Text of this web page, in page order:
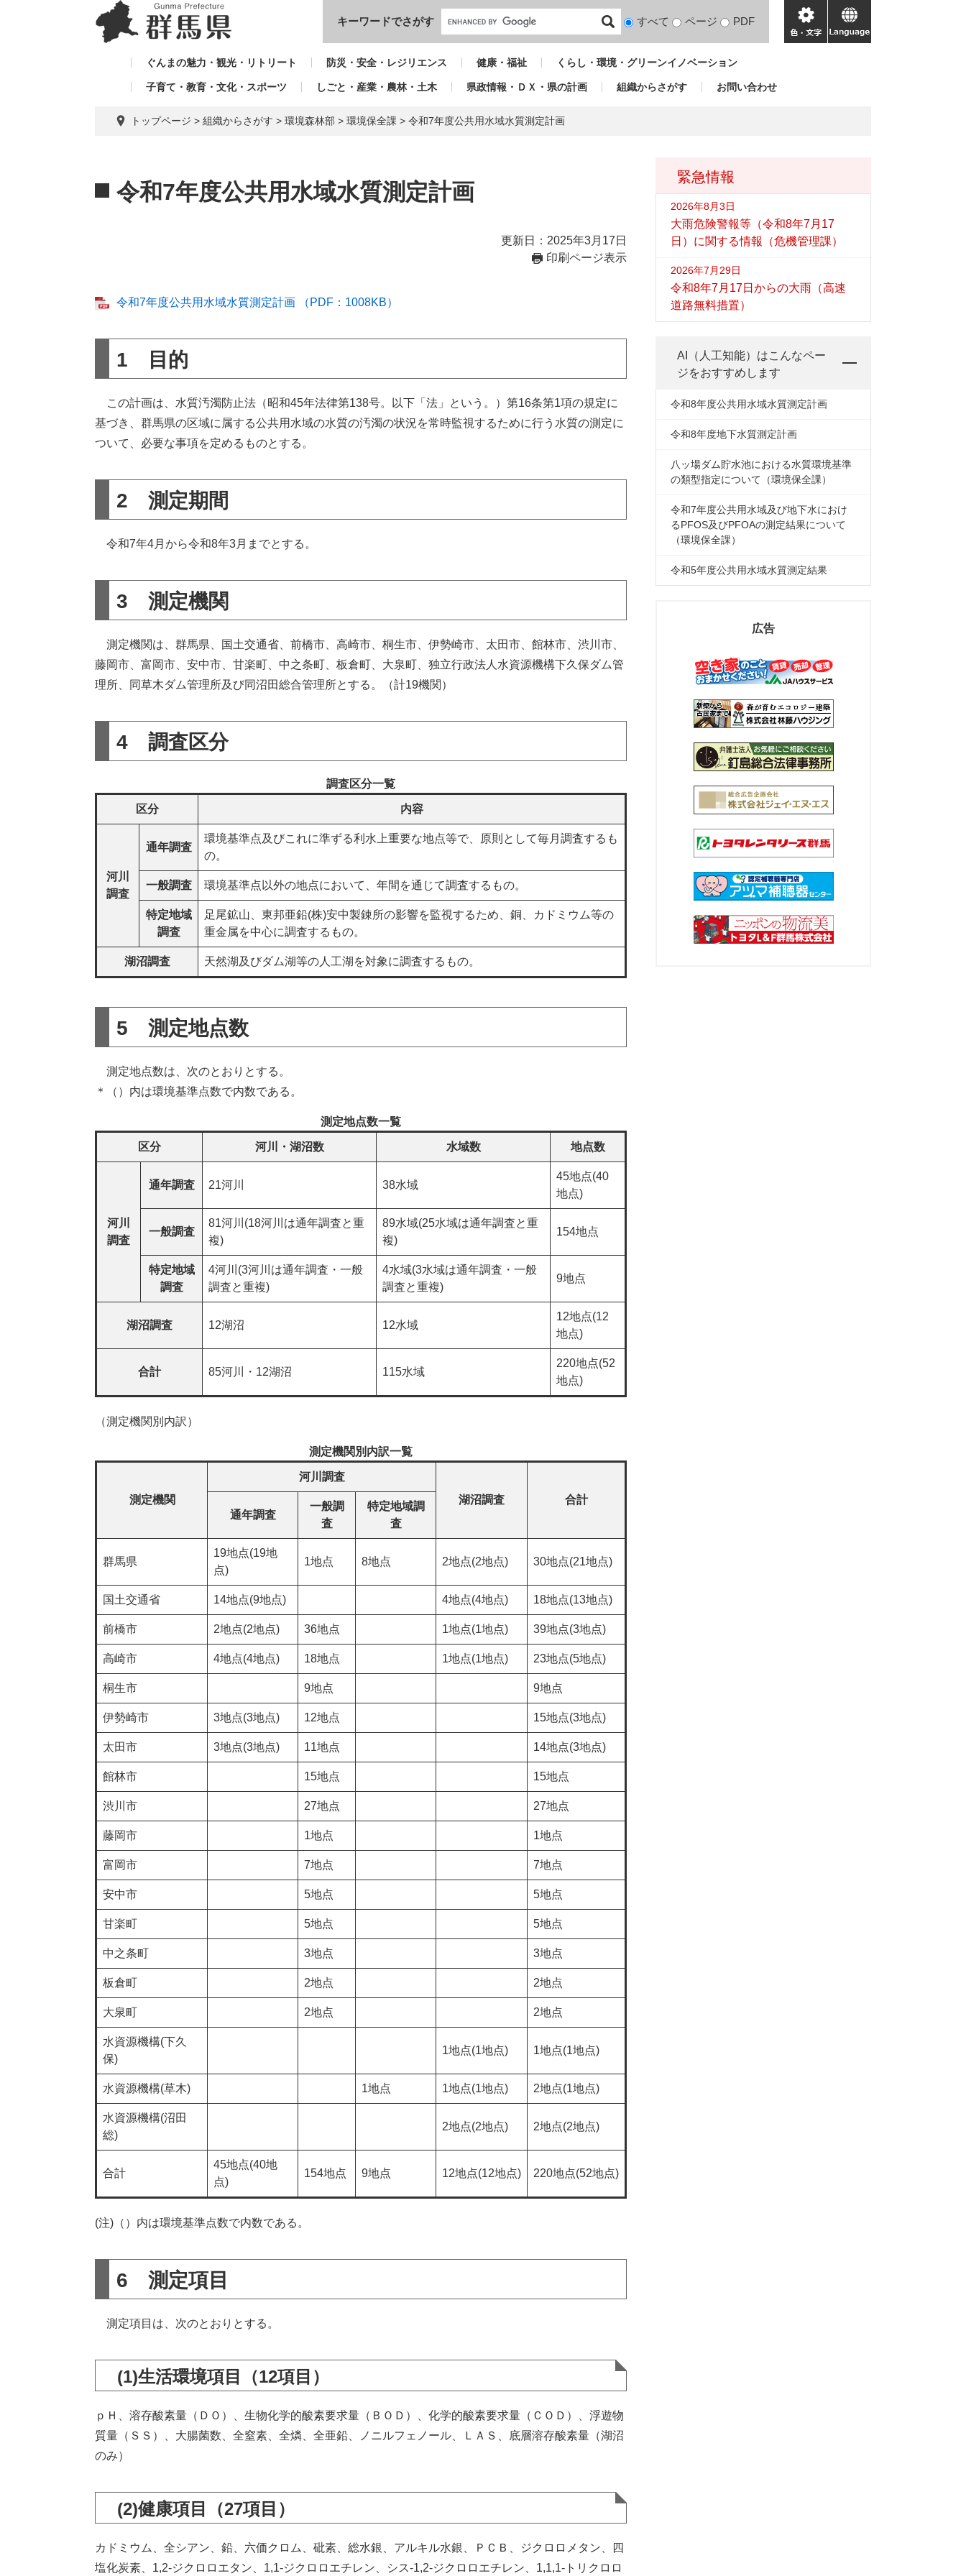
本文へ
キーワードでさがす
検
対
すべて ページ PDF
色・
文
language
ぐんまの魅力・観光・リトリート 防災・安全・レジリエンス 健康・福祉 くらし・環境・グリーンイノベーション
子育て・教育・文化・スポーツ しごと・産業・農林・土木 県政情報・ＤＸ・県の計画 組織からさがす お問い合わせ
トップページ > 組織からさがす > 環境森林部 > 環境保全課 > 令和7年度公共用水域水質測定計画
文
令和7年度公共用水域水質測定計画
更新日：2025年3月17日
印刷ページ表示
令和7年度公共用水域水質測定計画 （PDF：1008KB）
1 目的
この計画は、水質汚濁防止法（昭和45年法律第138号。以下「法」という。）第16条第1項の規定に
基づき、群馬県の区域に属する公共用水域の水質の汚濁の状況を常時監視するために行う水質の測定に
ついて、必要な事項を定めるものとする。
2 測定期間
令和7年4月から令和8年3月までとする。
3 測定機関
測定機関は、群馬県、国土交通省、前橋市、高崎市、桐生市、伊勢崎市、太田市、館林市、渋川市、
藤岡市、富岡市、安中市、甘楽町、中之条町、板倉町、大泉町、独立行政法人水資源機構下久保ダム管
理所、同草木ダム管理所及び同沼田総合管理所とする。（計19機関）
4 調査区分
調査区分一覧
区分 内容
河川
調査
通年調査
環境基準点及びこれに準ずる利水上重要な地点等で、原則として毎月調査するも
の。
一般調査 環境基準点以外の地点において、年間を通じて調査するもの。
特定地域
調査
足尾鉱山、東邦亜鉛(株)安中製錬所の影響を監視するため、銅、カドミウム等の
重金属を中心に調査するもの。
湖沼調査 天然湖及びダム湖等の人工湖を対象に調査するもの。
5 測定地点数
測定地点数は、次のとおりとする。
＊（）内は環境基準点数で内数である。
測定地点数一覧
区分 河川・湖沼数 水域数 地点数
河川
調査
通年調査 21河川 38水域
45地点(40
地点)
一般調査
81河川(18河川は通年調査と重
複)
89水域(25水域は通年調査と重
複)
154地点
特定地域
調査
4河川(3河川は通年調査・一般
調査と重複)
4水域(3水域は通年調査・一般
調査と重複)
9地点
湖沼調査 12湖沼 12水域
12地点(12
地点)
合計 85河川・12湖沼 115水域
220地点(52
地点)
（測定機関別内訳）
測定機関別内訳一覧
測定機関
河川調査
湖沼調査
合計
通年調査
一般調
査
特定地域調
査
群馬県
19地点(19地
点)
1地点 8地点 2地点(2地点) 30地点(21地点)
国土交通省 14地点(9地点) 4地点(4地点) 18地点(13地点)
前橋市 2地点(2地点) 36地点 1地点(1地点) 39地点(3地点)
高崎市 4地点(4地点) 18地点 1地点(1地点) 23地点(5地点)
桐生市 9地点 9地点
伊勢崎市 3地点(3地点) 12地点 15地点(3地点)
太田市 3地点(3地点) 11地点 14地点(3地点)
館林市 15地点 15地点
渋川市 27地点 27地点
藤岡市 1地点 1地点
富岡市 7地点 7地点
安中市 5地点 5地点
甘楽町 5地点 5地点
中之条町 3地点 3地点
板倉町 2地点 2地点
大泉町 2地点 2地点
水資源機構(下久
保)
1地点(1地点) 1地点(1地点)
水資源機構(草木) 1地点 1地点(1地点) 2地点(1地点)
水資源機構(沼田
総)
2地点(2地点) 2地点(2地点)
合計
45地点(40地
点)
154地点 9地点 12地点(12地点) 220地点(52地点)
(注)（）内は環境基準点数で内数である。
6 測定項目
測定項目は、次のとおりとする。
(1)生活環境項目（12項目）
ｐＨ、溶存酸素量（ＤＯ）、生物化学的酸素要求量（ＢＯＤ）、化学的酸素要求量（ＣＯＤ）、浮遊物
質量（ＳＳ）、大腸菌数、全窒素、全燐、全亜鉛、ノニルフェノール、ＬＡＳ、底層溶存酸素量（湖沼
のみ）
(2)健康項目（27項目）
カドミウム、全シアン、鉛、六価クロム、砒素、総水銀、アルキル水銀、ＰＣＢ、ジクロロメタン、四
塩化炭素、1,2-ジクロロエタン、1,1-ジクロロエチレン、シス-1,2-ジクロロエチレン、1,1,1-トリクロロ
緊急情報
2026年8月3日
大雨危険警報等（令和8年7月17
日）に関する情報（危機管理課）
2026年7月29日
令和8年7月17日からの大雨（高速
道路無料措置）
AI（人工知能）はこんなペー
ジをおすすめします
令和8年度公共用水域水質測定計画
令和8年度地下水質測定計画
八ッ場ダム貯水池における水質環境基準
の類型指定について（環境保全課）
令和7年度公共用水域及び地下水におけ
るPFOS及びPFOAの測定結果について
（環境保全課）
令和5年度公共用水域水質測定結果
広告